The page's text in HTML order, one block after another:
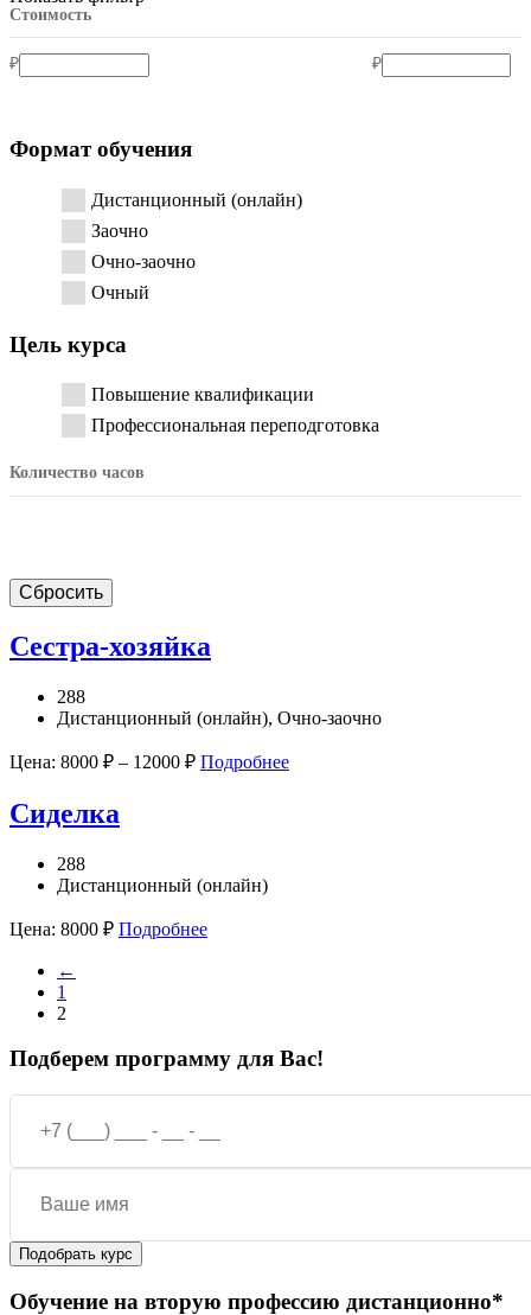
Стоимость
₽ ₽
Формат обучения
Дистанционный (онлайн)
Заочно
Очно-заочно
Очный
Цель курса
Повышение квалификации
Профессиональная переподготовка
Количество часов
Сбросить
Сестра-хозяйка
288
Дистанционный (онлайн), Очно-заочно
Цена: 8000 ₽ – 12000 ₽ Подробнее
Сиделка
288
Дистанционный (онлайн)
Цена: 8000 ₽ Подробнее
←
1
2
Подберем программу для Вас!
Обучение на вторую профессию дистанционно*